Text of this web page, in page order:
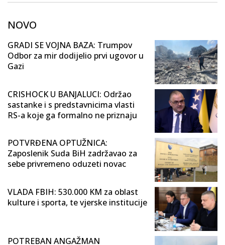
NOVO
GRADI SE VOJNA BAZA: Trumpov
Odbor za mir dodijelio prvi ugovor u
Gazi
CRISHOCK U BANJALUCI: Održao
sastanke i s predstavnicima vlasti
RS-a koje ga formalno ne priznaju
POTVRĐENA OPTUŽNICA:
Zaposlenik Suda BiH zadržavao za
sebe privremeno oduzeti novac
VLADA FBIH: 530.000 KM za oblast
kulture i sporta, te vjerske institucije
POTREBAN ANGAŽMAN